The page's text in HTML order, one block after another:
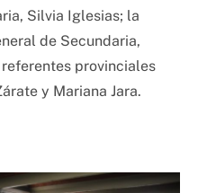
Silvia Iglesias; la
de Secundaria,
provinciales
y Mariana Jara.